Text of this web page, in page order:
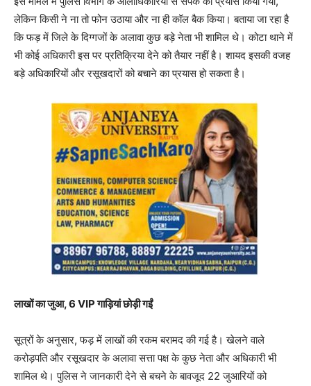
लेकिन किसी ने ना तो फोन उठाया और ना ही कॉल बैक किया। बताया जा रहा है
कि फड़ में जिले के दिग्गजों के अलावा कुछ बड़े नेता भी शामिल थे। कोटा थाने में
भी कोई अधिकारी इस पर प्रतिक्रिया देने को तैयार नहीं है। शायद इसकी वजह
बड़े अधिकारियों और रसूखदारों को बचाने का प्रयास हो सकता है।
लाखों का जुआ, 6 VIP गाड़ियां छोड़ी गईं
सूत्रों के अनुसार, फड़ में लाखों की रकम बरामद की गई है। खेलने वाले
करोड़पति और रसूखदार के अलावा सत्ता पक्ष के कुछ नेता और अधिकारी भी
शामिल थे। पुलिस ने जानकारी देने से बचने के बावजूद 22 जुआरियों को